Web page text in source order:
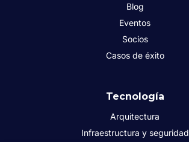
Blog
Eventos
Socios
Casos de éxito
Tecnología
Arquitectura
Infraestructura y seguridad